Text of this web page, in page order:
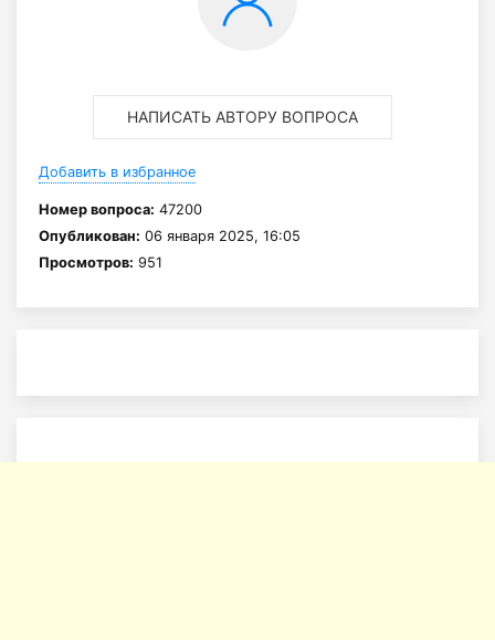
НАПИСАТЬ АВТОРУ ВОПРОСА
Добавить в избранное
Номер вопроса: 47200
Опубликован: 06 января 2025, 16:05
Просмотров: 951